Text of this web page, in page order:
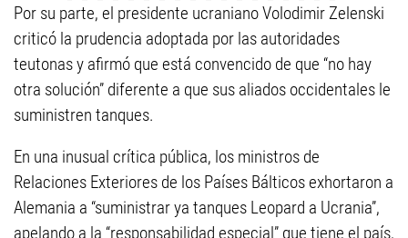
Por su parte, el presidente ucraniano Volodimir Zelenski
criticó la prudencia adoptada por las autoridades
teutonas y afirmó que está convencido de que “no hay
otra solución” diferente a que sus aliados occidentales le
suministren tanques.
En una inusual crítica pública, los ministros de
Relaciones Exteriores de los Países Bálticos exhortaron a
Alemania a “suministrar ya tanques Leopard a Ucrania”,
apelando a la “responsabilidad especial” que tiene el país,